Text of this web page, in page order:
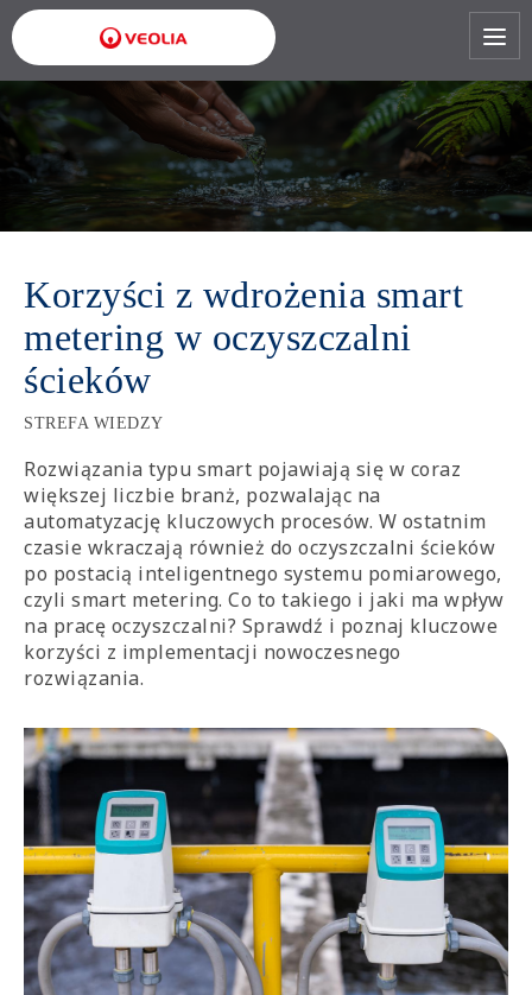
Przejdź
do
treści
Korzyści z wdrożenia smart
metering w oczyszczalni
ścieków
STREFA WIEDZY
Rozwiązania typu smart pojawiają się w coraz
większej liczbie branż, pozwalając na
automatyzację kluczowych procesów. W ostatnim
czasie wkraczają również do oczyszczalni ścieków
po postacią inteligentnego systemu pomiarowego,
czyli smart metering. Co to takiego i jaki ma wpływ
na pracę oczyszczalni? Sprawdź i poznaj kluczowe
korzyści z implementacji nowoczesnego
rozwiązania.